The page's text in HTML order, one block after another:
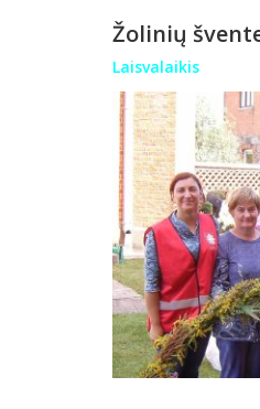
Žolinių
Laisvalaikis